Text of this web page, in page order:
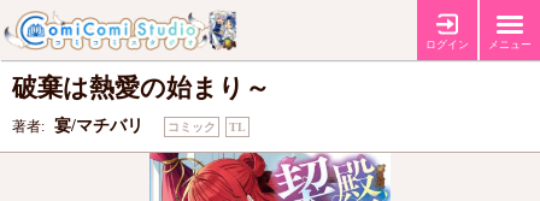
ログイン メニュー
殿下とは契約結婚のはずですがっ！～婚約
破棄は熱愛の始まり～
著者: 宴/マチバリ コミック TL